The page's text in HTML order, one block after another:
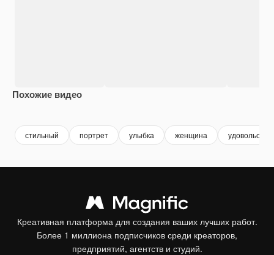
Похожие видео
стильный портрет улыбка женщина
Креативная платформа для создания ваших лучших работ.
Более 1 миллиона подписчиков среди креаторов,
предприятий, агентств и студий.